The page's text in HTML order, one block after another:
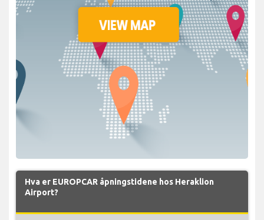
Hva er EUROPCAR åpningstidene hos Heraklion
Airport?